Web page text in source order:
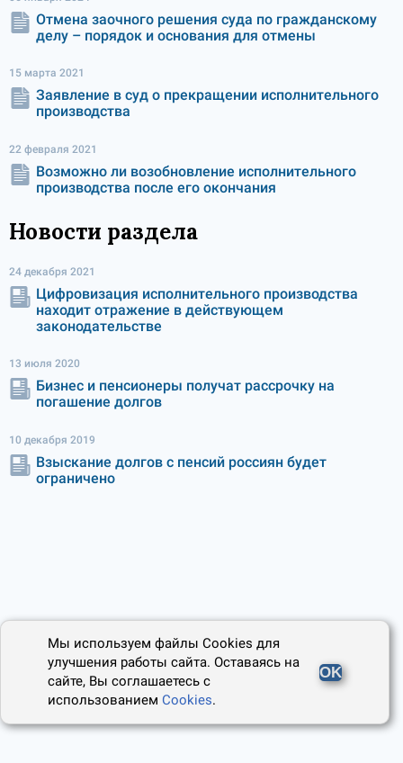
Отмена заочного решения суда по гражданскому
делу – порядок и основания для отмены
15 марта 2021
Заявление в суд о прекращении исполнительного
производства
22 февраля 2021
Возможно ли возобновление исполнительного
производства после его окончания
Новости раздела
24 декабря 2021
Цифровизация исполнительного производства
находит отражение в действующем
законодательстве
13 июля 2020
Бизнес и пенсионеры получат рассрочку на
погашение долгов
10 декабря 2019
Взыскание долгов с пенсий россиян будет
ограничено
Мы используем файлы Cookies для
улучшения работы сайта. Оставаясь на
сайте, Вы соглашаетесь с
использованиемCookies.
OK